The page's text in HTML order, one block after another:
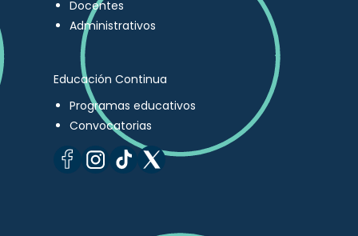
Docentes
Administrativos
Educación Continua
Programas educativos
Convocatorias